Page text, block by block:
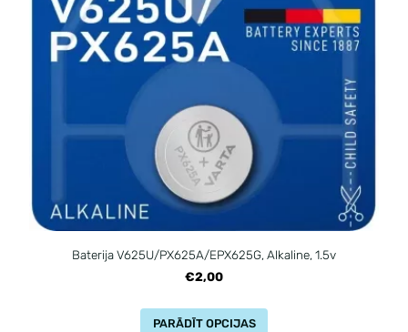
Baterija V625U/PX625A/EPX625G, Alkaline, 1.5v
€2,00
PARĀDĪT OPCIJAS